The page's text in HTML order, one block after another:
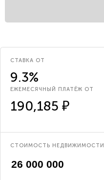
СТАВКА ОТ
9.3%
ЕЖЕМЕСЯЧНЫЙ ПЛАТЁЖ ОТ
190,185 ₽
СТОИМОСТЬ НЕДВИЖИМОСТИ